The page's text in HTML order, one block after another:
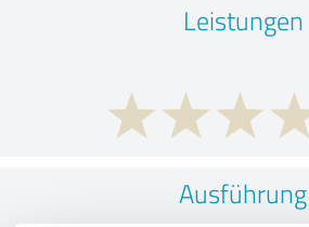
Leistungen
Ausführung